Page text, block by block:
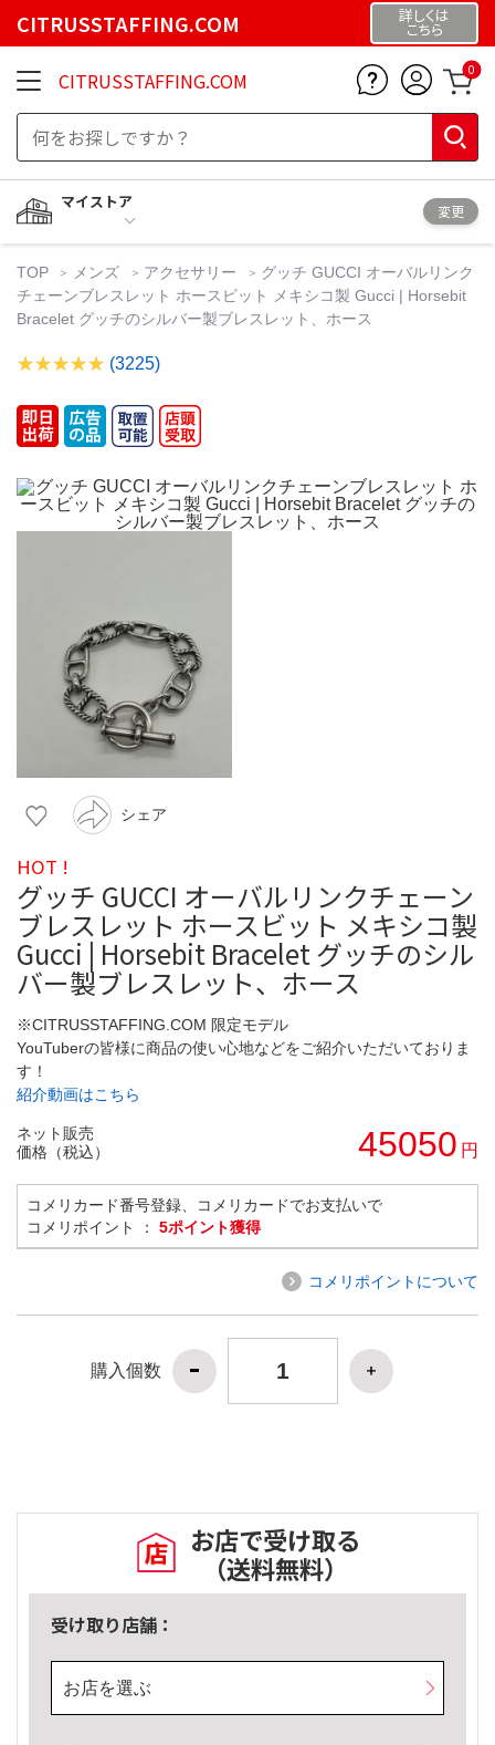
CITRUSSTAFFING.COM 詳しくは
こちら
CITRUSSTAFFING.COM 0
マイストア
変更
TOP メンズ アクセサリー
グッチ GUCCI オーバルリンク
チェーンブレスレット ホースビット メキシコ製 Gucci | Horsebit
Bracelet グッチのシルバー製ブレスレット、ホース
(3225)
シェア
HOT !
グッチ GUCCI オーバルリンクチェーン
ブレスレット ホースビット メキシコ製
Gucci | Horsebit Bracelet グッチのシル
バー製ブレスレット、ホース
※CITRUSSTAFFING.COM 限定モデル
YouTuberの皆様に商品の使い心地などをご紹介いただいておりま
す！
紹介動画はこちら
ネット販売
価格（税込）
45050 円
コメリカード番号登録、コメリカードでお支払いで
コメリポイント ： 5ポイント獲得
コメリポイントについて
購入個数
お店で受け取る
（送料無料）
受け取り店舗：
お店を選ぶ